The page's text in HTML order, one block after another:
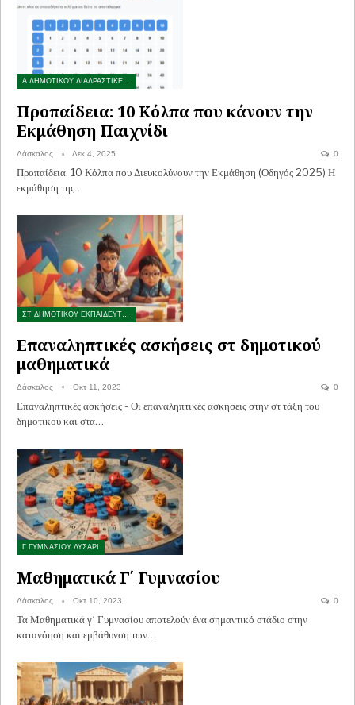
Α ΔΗΜΟΤΙΚΟΥ ΔΙΑΔΡΑΣΤΙΚΕΣ ΑΣΚΗΣΕΙΣ
Προπαίδεια: 10 Κόλπα που κάνουν την
Εκμάθηση Παιχνίδι
Δάσκαλος Δεκ 4, 2025 0
Προπαίδεια: 10 Κόλπα που Διευκολύνουν την Εκμάθηση (Οδηγός 2025) Η
εκμάθηση της…
Επαναληπτικές ασκήσεις στ δημοτικού
μαθηματικά
Δάσκαλος Οκτ 11, 2023 0
Επαναληπτικές ασκήσεις - Οι επαναληπτικές ασκήσεις στην στ τάξη του
δημοτικού και στα…
Γ ΓΥΜΝΑΣΙΟΥ ΛΥΣΑΡΙ
Μαθηματικά Γ΄ Γυμνασίου
Δάσκαλος Οκτ 10, 2023 0
Τα Μαθηματικά γ΄ Γυμνασίου αποτελούν ένα σημαντικό στάδιο στην
κατανόηση και εμβάθυνση των…